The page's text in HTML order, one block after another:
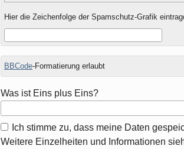
Hier die Zeichenfolge der Spamschutz-Grafik
BBCode-Formatierung erlaubt
Was ist Eins plus Eins?
Ich stimme zu, dass meine Daten
Weitere Einzelheiten und Informationen